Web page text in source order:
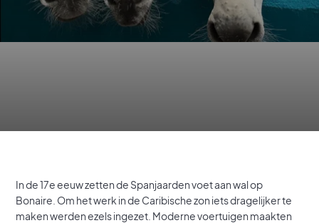
In de 17e eeuw zetten de Spanjaarden voet aan wal op
Bonaire. Om het werk in de Caribische zon iets dragelijker te
maken werden ezels ingezet. Moderne voertuigen maakten